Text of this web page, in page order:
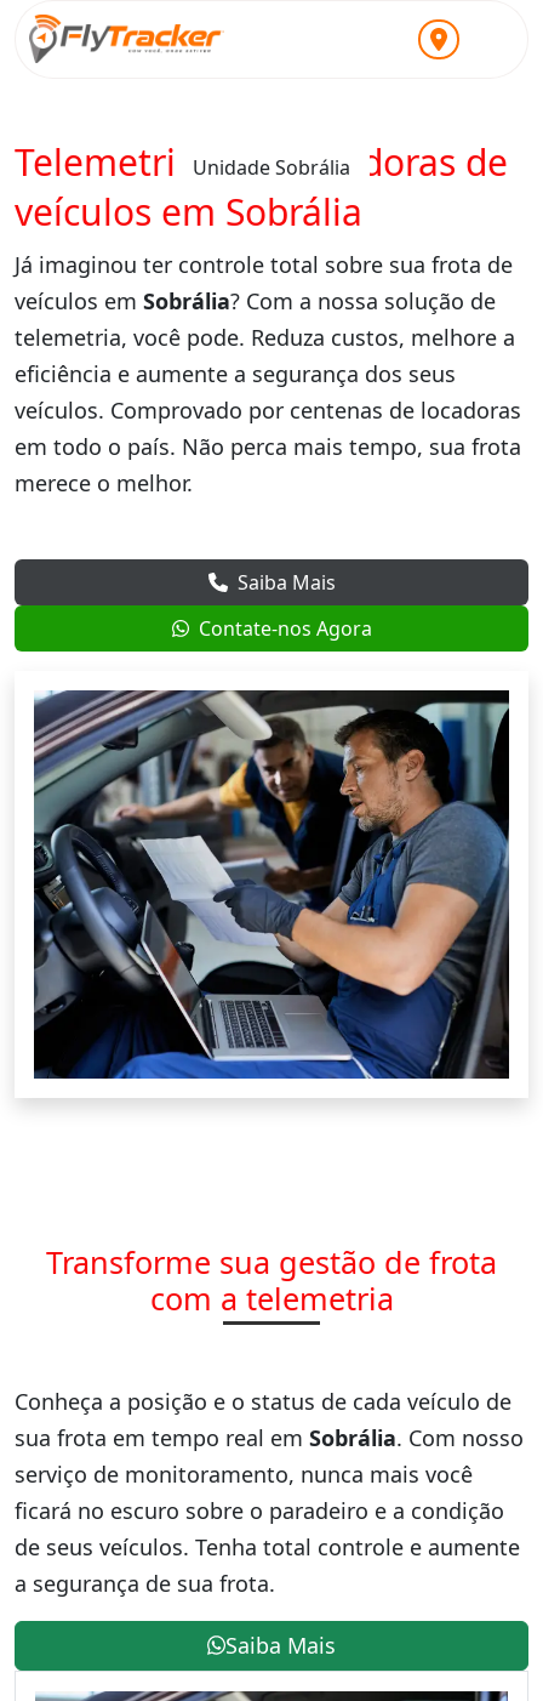
Unidade Sobrália
Telemetria para locadoras de
veículos em Sobrália
Já imaginou ter controle total sobre sua frota de
veículos em Sobrália? Com a nossa solução de
telemetria, você pode. Reduza custos, melhore a
eficiência e aumente a segurança dos seus
veículos. Comprovado por centenas de locadoras
em todo o país. Não perca mais tempo, sua frota
merece o melhor.
Saiba Mais
Contate-nos Agora
Transforme sua gestão de frota
com a telemetria
Conheça a posição e o status de cada veículo de
sua frota em tempo real em Sobrália. Com nosso
serviço de monitoramento, nunca mais você
ficará no escuro sobre o paradeiro e a condição
de seus veículos. Tenha total controle e aumente
a segurança de sua frota.
Saiba Mais